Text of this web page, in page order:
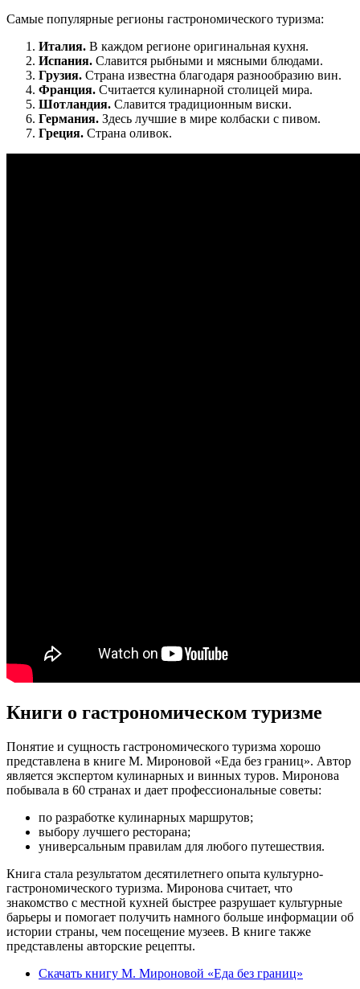
Самые популярные регионы гастрономического туризма:
Италия. В каждом регионе оригинальная кухня.
Испания. Славится рыбными и мясными блюдами.
Грузия. Страна известна благодаря разнообразию вин.
Франция. Считается кулинарной столицей мира.
Шотландия. Славится традиционным виски.
Германия. Здесь лучшие в мире колбаски с пивом.
Греция. Страна оливок.
Книги о гастрономическом туризме
Понятие и сущность гастрономического туризма хорошо
представлена в книге М. Мироновой «Еда без границ». Автор
является экспертом кулинарных и винных туров. Миронова
побывала в 60 странах и дает профессиональные советы:
по разработке кулинарных маршрутов;
выбору лучшего ресторана;
универсальным правилам для любого путешествия.
Книга стала результатом десятилетнего опыта культурно-
гастрономического туризма. Миронова считает, что
знакомство с местной кухней быстрее разрушает культурные
барьеры и помогает получить намного больше информации об
истории страны, чем посещение музеев. В книге также
представлены авторские рецепты.
Скачать книгу М. Мироновой «Еда без границ»